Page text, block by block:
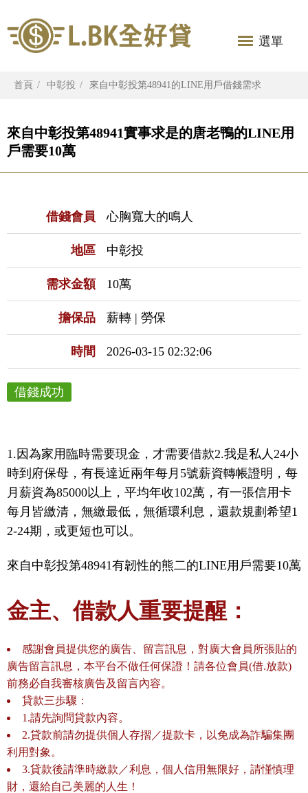
選單
首頁 中彰投 來自中彰投第48941的LINE用戶借錢需求
來自中彰投第48941實事求是的唐老鴨的LINE用
戶需要10萬
借錢會員 心胸寬大的鳴人
地區 中彰投
需求金額 10萬
擔保品 薪轉 | 勞保
時間 2026-03-15 02:32:06
借錢成功
1.因為家用臨時需要現金，才需要借款2.我是私人24小
時到府保母，有長達近兩年每月5號薪資轉帳證明，每
月薪資為85000以上，平均年收102萬，有一張信用卡
每月皆繳清，無繳最低，無循環利息，還款規劃希望1
2-24期，或更短也可以。
來自中彰投第48941有韌性的熊二的LINE用戶需要10萬
金主、借款人重要提醒：
感謝會員提供您的廣告、留言訊息，對廣大會員所張貼的
廣告留言訊息，本平台不做任何保證！請各位會員(借.放款)
前務必自我審核廣告及留言內容。
貸款三歩驟：
1.請先詢問貸款內容。
2.貸款前請勿提供個人存摺／提款卡，以免成為詐騙集團
利用對象。
3.貸款後請準時繳款／利息，個人信用無限好，請慬慎理
財，還給自己美麗的人生！